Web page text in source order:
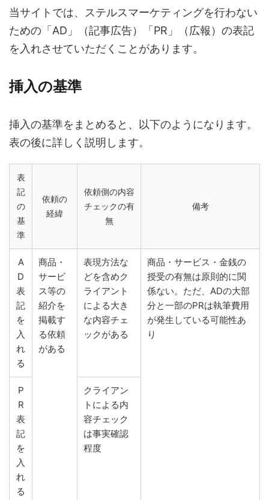
当サイトでは、ステルスマーケティングを行わない
ための「AD」（記事広告）「PR」（広報）の表記
を入れさせていただくことがあります。
挿入の基準
挿入の基準をまとめると、以下のようになります。
表の後に詳しく説明します。
表
記
の
基
準
依頼の
経緯
依頼側の内容
チェックの有
無
備考
A
D
表
記
を
入
れ
る
商品・
サービ
ス等の
紹介を
掲載す
る依頼
がある
表現方法な
どを含めク
ライアント
による大き
な内容チェ
ックがある
商品・サービス・金銭の
授受の有無は原則的に関
係ない。ただ、ADの大部
分と一部のPRは執筆費用
が発生している可能性あ
り
P
R
表
記
を
入
れ
る
クライアン
トによる内
容チェック
は事実確認
程度